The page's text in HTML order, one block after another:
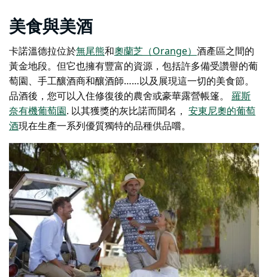
美食與美酒
卡諾溫德拉位於無尾熊和奧蘭芝（Orange） 酒產區之間的
黃金地段。但它也擁有豐富的資源，包括許多備受讚譽的葡
萄園、手工釀酒商和釀酒師……以及展現這一切的美食節。
品酒後，您可以入住修復後的農舍或豪華露營帳篷。
羅斯
奈有機葡萄園. 以其獲獎的灰比諾而聞名， 安東尼奧的葡萄
酒現在生產一系列優質獨特的品種供品嚐。